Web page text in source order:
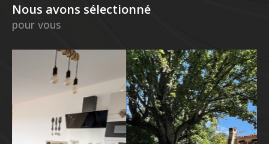
Nous avons sélectionné
pour vous